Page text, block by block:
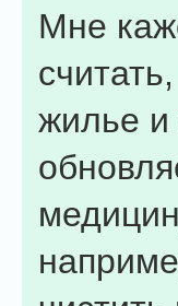
Мне
жилье и